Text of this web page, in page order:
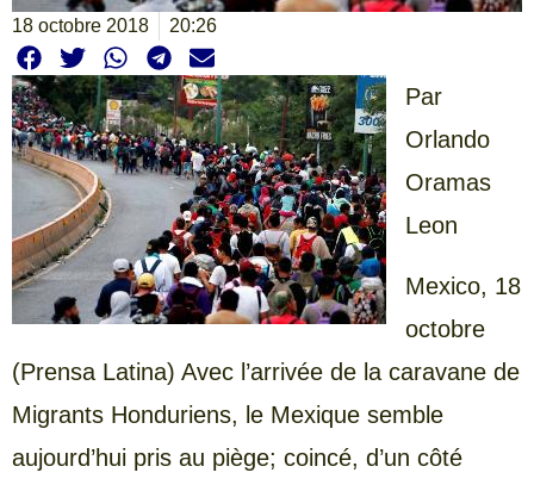
18 octobre 2018 20:26
Par
Orlando
Oramas
Leon
Mexico, 18
octobre
(Prensa Latina) Avec l’arrivée de la caravane de
Migrants Honduriens, le Mexique semble
aujourd’hui pris au piège; coincé, d’un côté